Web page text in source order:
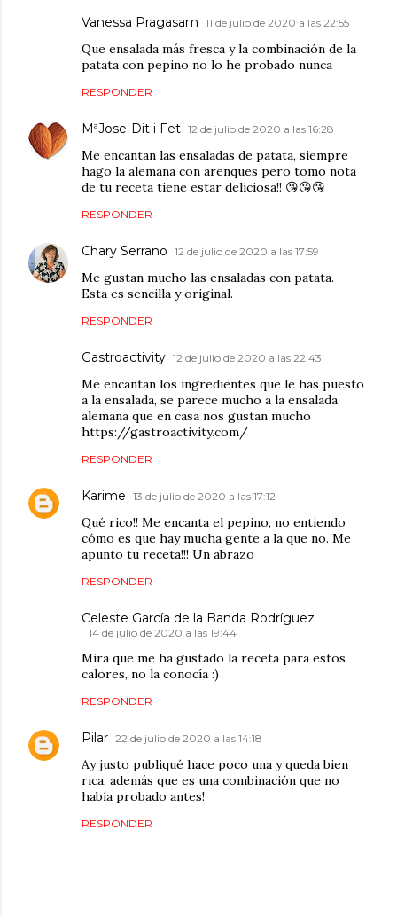
Vanessa Pragasam 11 de julio de 2020 a las 22:55
Que ensalada más fresca y la combinación de la
patata con pepino no lo he probado nunca
RESPONDER
MªJose-Dit i Fet 12 de julio de 2020 a las 16:28
Me encantan las ensaladas de patata, siempre
hago la alemana con arenques pero tomo nota
de tu receta tiene estar deliciosa!! 😘😘😘
RESPONDER
Chary Serrano 12 de julio de 2020 a las 17:59
Me gustan mucho las ensaladas con patata.
Esta es sencilla y original.
RESPONDER
Gastroactivity 12 de julio de 2020 a las 22:43
Me encantan los ingredientes que le has puesto
a la ensalada, se parece mucho a la ensalada
alemana que en casa nos gustan mucho
https://gastroactivity.com/
RESPONDER
Karime 13 de julio de 2020 a las 17:12
Qué rico!! Me encanta el pepino, no entiendo
cómo es que hay mucha gente a la que no. Me
apunto tu receta!!! Un abrazo
RESPONDER
Celeste García de la Banda Rodríguez
14 de julio de 2020 a las 19:44
Mira que me ha gustado la receta para estos
calores, no la conocía :)
RESPONDER
Pilar 22 de julio de 2020 a las 14:18
Ay justo publiqué hace poco una y queda bien
rica, además que es una combinación que no
había probado antes!
RESPONDER